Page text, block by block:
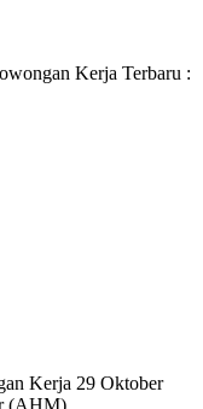
Kerja Terbaru :
Kerja 29 Oktober